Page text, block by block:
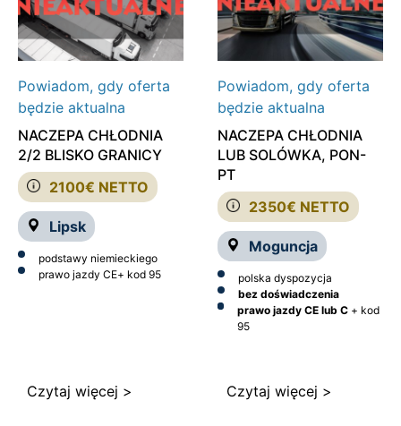
Powiadom, gdy oferta
będzie aktualna
2100€ NETTO
Lipsk
NACZEPA CHŁODNIA
2/2 BLISKO GRANICY
podstawy niemieckiego
prawo jazdy CE+ kod 95
Czytaj więcej >
Powiadom, gdy oferta
będzie aktualna
2350€ NETTO
Moguncja
NACZEPA CHŁODNIA
LUB SOLÓWKA, PON-
PT
polska dyspozycja
bez doświadczenia
prawo jazdy CE lub C+ kod
95
Czytaj więcej >